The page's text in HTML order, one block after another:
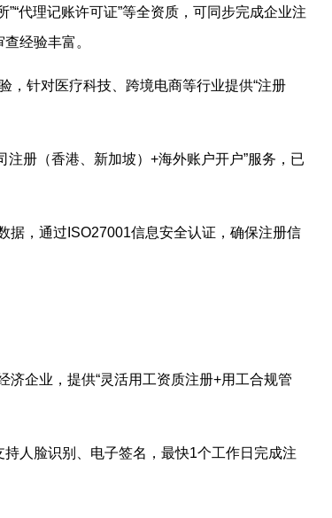
”“代理记账许可证”等全资质，可同步完成企业注
经验丰富。
，针对医疗科技、跨境电商等行业提供“注册
册（香港、新加坡）+海外账户开户”服务，已
据，通过ISO27001信息安全认证，确保注册信
企业，提供“灵活用工资质注册+用工合规管
人脸识别、电子签名，最快1个工作日完成注